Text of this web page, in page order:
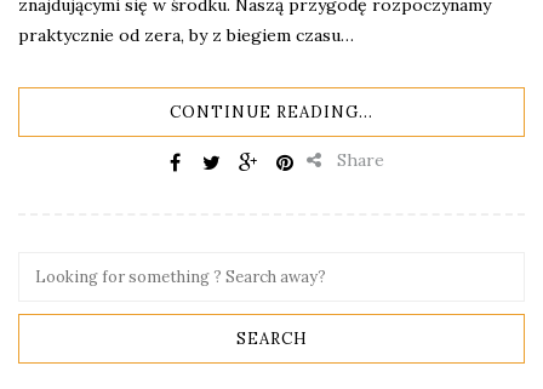
znajdującymi się w środku. Naszą przygodę rozpoczynamy
praktycznie od zera, by z biegiem czasu…
CONTINUE READING...
Share